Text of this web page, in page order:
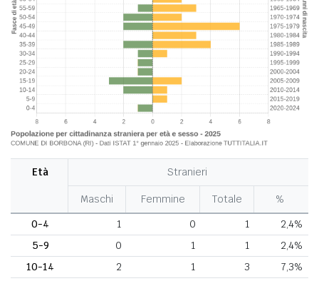
Età Stranieri
Maschi Femmine Totale
%
0-4
1 0 1
2,4%
5-9
0 1 1
2,4%
10-14
2 1 3
7,3%